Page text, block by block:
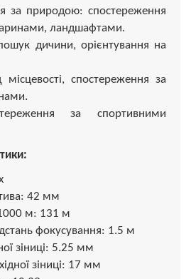
за природою: спостереження
ландшафтами.
дичини, орієнтування на
спостереження за
за спортивними
42 мм
м: 131 м
фокусування: 1.5 м
зіниці: 5.25 мм
зіниці: 17 мм